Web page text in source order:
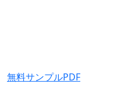
無料サンプルPDF